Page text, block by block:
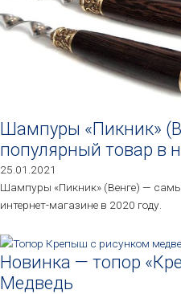
Шампуры «Пикник»
популярный товар в
25.01.2021
Шампуры «Пикник» (Венге) —
интернет-магазине в 2020 году.
Новинка — топор
Медведь